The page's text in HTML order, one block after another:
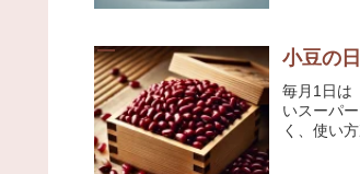
小豆の日
毎月1日は
いスーパ
く、使い